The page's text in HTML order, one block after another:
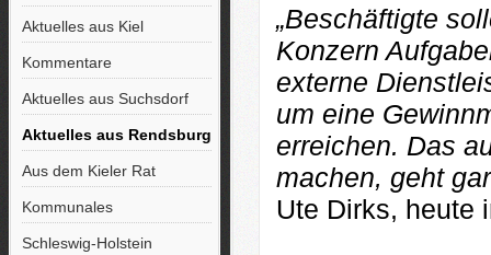
Aktuelles aus Kiel
Kommentare
Aktuelles aus Suchsdorf
Aktuelles aus Rendsburg
Aus dem Kieler Rat
Kommunales
Schleswig-Holstein
„Beschäftigte
Konzern
externe
um eine
erreichen. Das
machen, geht
Ute Dirks, heute